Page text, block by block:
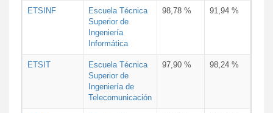
ETSINF
Escuela Técnica
Superior de
Ingeniería
Informática
98,78 % 91,94 %
ETSIT
Escuela Técnica
Superior de
Ingeniería de
Telecomunicación
97,90 % 98,24 %